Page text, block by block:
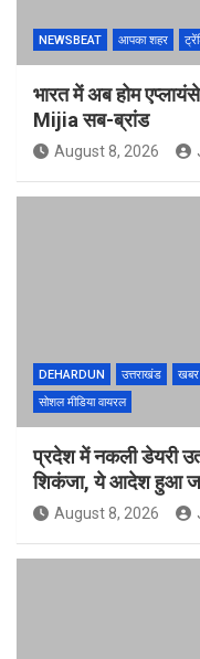
NEWSBEAT आपका शहर
भारत में अब होम
Mijia सब-ब्रांड
August 8, 2026
DEHARDUN उत्तराखंड
सोशल मीडिया वायरल
प्रदेश में नकली डेयरी
शिकंजा, ये आदेश हुआ
August 8, 2026